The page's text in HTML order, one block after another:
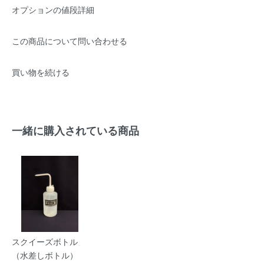
オプションの値段詳細
この商品について問い合わせる
買い物を続ける
一緒に購入されている商品
スクイーズボトル
（水差しボトル）